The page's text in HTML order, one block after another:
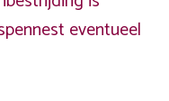
eventueel